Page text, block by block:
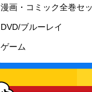
漫画・コミック全巻セ
DVD/ブルーレイ
ゲーム